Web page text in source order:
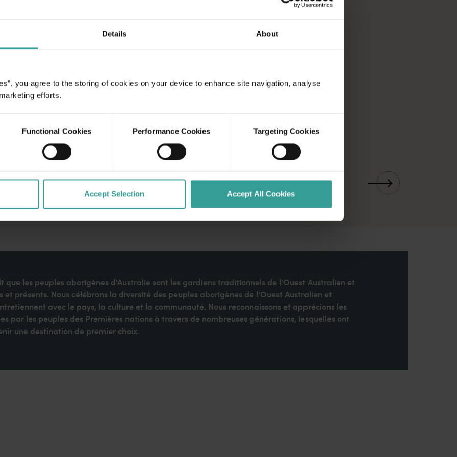
Details About
you agree to the storing of cookies on your device to enhance site navigation, analyse
efforts.
Functional Cookies Performance Cookies Targeting Cookies
Accept Selection Accept All Cookies
01/03
captivants
ville la plus
Pour
ville idyllique
en pleine
originales.
que les peuples aborigènes d'Australie sont les gardiens traditionnels de l'Ouest Australien et
et présents. Nous célébrons la diversité des peuples aborigènes de l'Ouest Australien et
avec le pays, la culture et la communauté. Nous reconnaissons et apprécions les
par les peuples des Premières nations à travers de nombreuses générations, lesquelles ont
une destination de premier choix.